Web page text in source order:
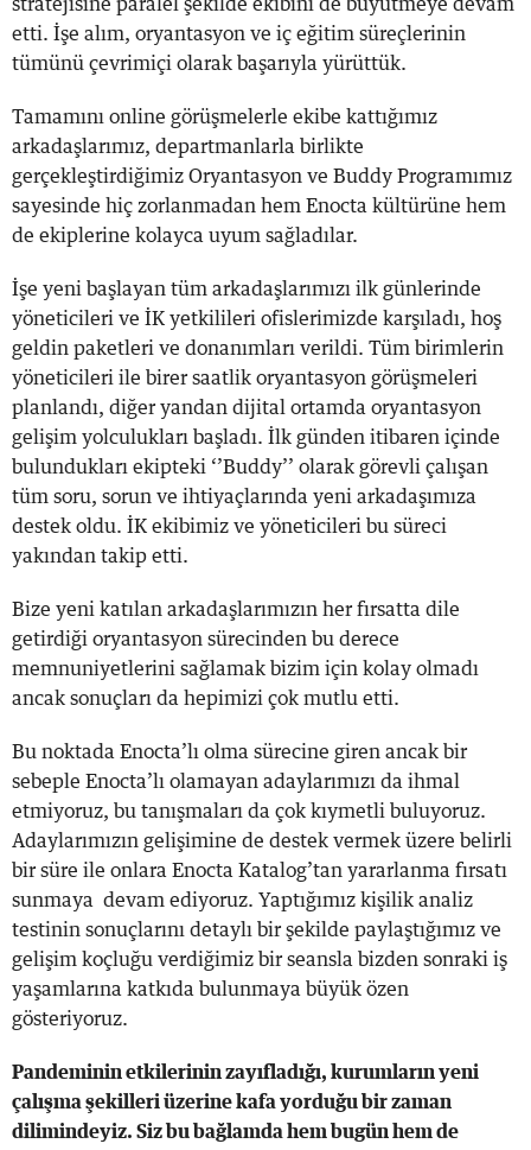
stratejisine paralel şekilde ekibini de büyütmeye devam
etti. İşe alım, oryantasyon ve iç eğitim süreçlerinin
tümünü çevrimiçi olarak başarıyla yürüttük.
Tamamını online görüşmelerle ekibe kattığımız
arkadaşlarımız, departmanlarla birlikte
gerçekleştirdiğimiz Oryantasyon ve Buddy Programımız
sayesinde hiç zorlanmadan hem Enocta kültürüne hem
de ekiplerine kolayca uyum sağladılar.
İşe yeni başlayan tüm arkadaşlarımızı ilk günlerinde
yöneticileri ve İK yetkilileri ofislerimizde karşıladı, hoş
geldin paketleri ve donanımları verildi. Tüm birimlerin
yöneticileri ile birer saatlik oryantasyon görüşmeleri
planlandı, diğer yandan dijital ortamda oryantasyon
gelişim yolculukları başladı. İlk günden itibaren içinde
bulundukları ekipteki ‘’Buddy’’ olarak görevli çalışan
tüm soru, sorun ve ihtiyaçlarında yeni arkadaşımıza
destek oldu. İK ekibimiz ve yöneticileri bu süreci
yakından takip etti.
Bize yeni katılan arkadaşlarımızın her fırsatta dile
getirdiği oryantasyon sürecinden bu derece
memnuniyetlerini sağlamak bizim için kolay olmadı
ancak sonuçları da hepimizi çok mutlu etti.
Bu noktada Enocta’lı olma sürecine giren ancak bir
sebeple Enocta’lı olamayan adaylarımızı da ihmal
etmiyoruz, bu tanışmaları da çok kıymetli buluyoruz.
Adaylarımızın gelişimine de destek vermek üzere belirli
bir süre ile onlara Enocta Katalog’tan yararlanma fırsatı
sunmaya devam ediyoruz. Yaptığımız kişilik analiz
testinin sonuçlarını detaylı bir şekilde paylaştığımız ve
gelişim koçluğu verdiğimiz bir seansla bizden sonraki iş
yaşamlarına katkıda bulunmaya büyük özen
gösteriyoruz.
Pandeminin etkilerinin zayıfladığı, kurumların yeni
çalışma şekilleri üzerine kafa yorduğu bir zaman
dilimindeyiz. Siz bu bağlamda hem bugün hem de